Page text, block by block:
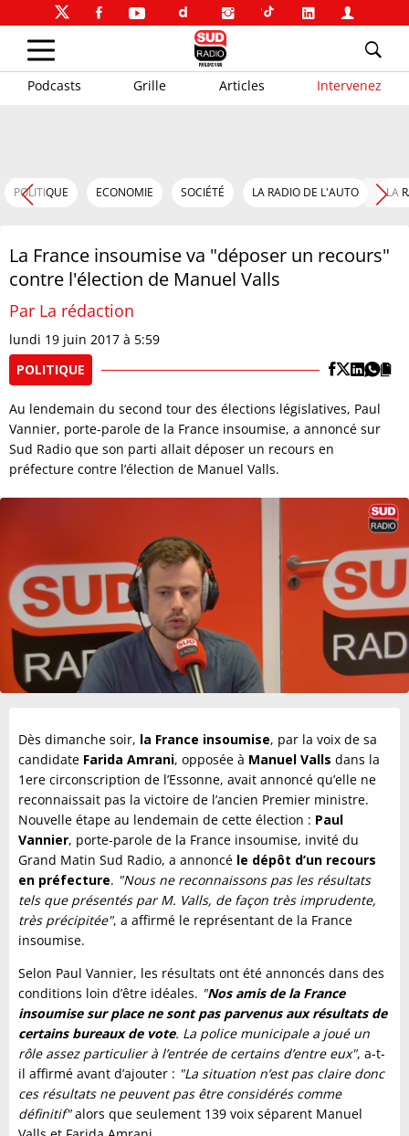
Podcasts Grille Articles Intervenez
POLITIQUE ECONOMIE SOCIÉTÉ LA RADIO DE L'AUTO LA
La France insoumise va "déposer un recours"
contre l'élection de Manuel Valls
Par La rédaction
lundi 19 juin 2017 à 5:59
POLITIQUE
Au lendemain du second tour des élections législatives, Paul
Vannier, porte-parole de la France insoumise, a annoncé sur
Sud Radio que son parti allait déposer un recours en
préfecture contre l’élection de Manuel Valls.
Dès dimanche soir, la France insoumise, par la voix de sa
candidate Farida Amrani, opposée à Manuel Valls dans la
1ere circonscription de l’Essonne, avait annoncé qu’elle ne
reconnaissait pas la victoire de l’ancien Premier ministre.
Nouvelle étape au lendemain de cette élection : Paul
Vannier, porte-parole de la France insoumise, invité du
Grand Matin Sud Radio, a annoncé le dépôt d’un recours
en préfecture. "Nous ne reconnaissons pas les résultats
tels que présentés par M. Valls, de façon très imprudente,
très précipitée", a affirmé le représentant de la France
insoumise.
Selon Paul Vannier, les résultats ont été annoncés dans des
conditions loin d’être idéales. "Nos amis de la France
insoumise sur place ne sont pas parvenus aux résultats de
certains bureaux de vote. La police municipale a joué un
rôle assez particulier à l’entrée de certains d’entre eux", a-t-
il affirmé avant d’ajouter : "La situation n’est pas claire donc
ces résultats ne peuvent pas être considérés comme
définitif"alors que seulement 139 voix séparent Manuel